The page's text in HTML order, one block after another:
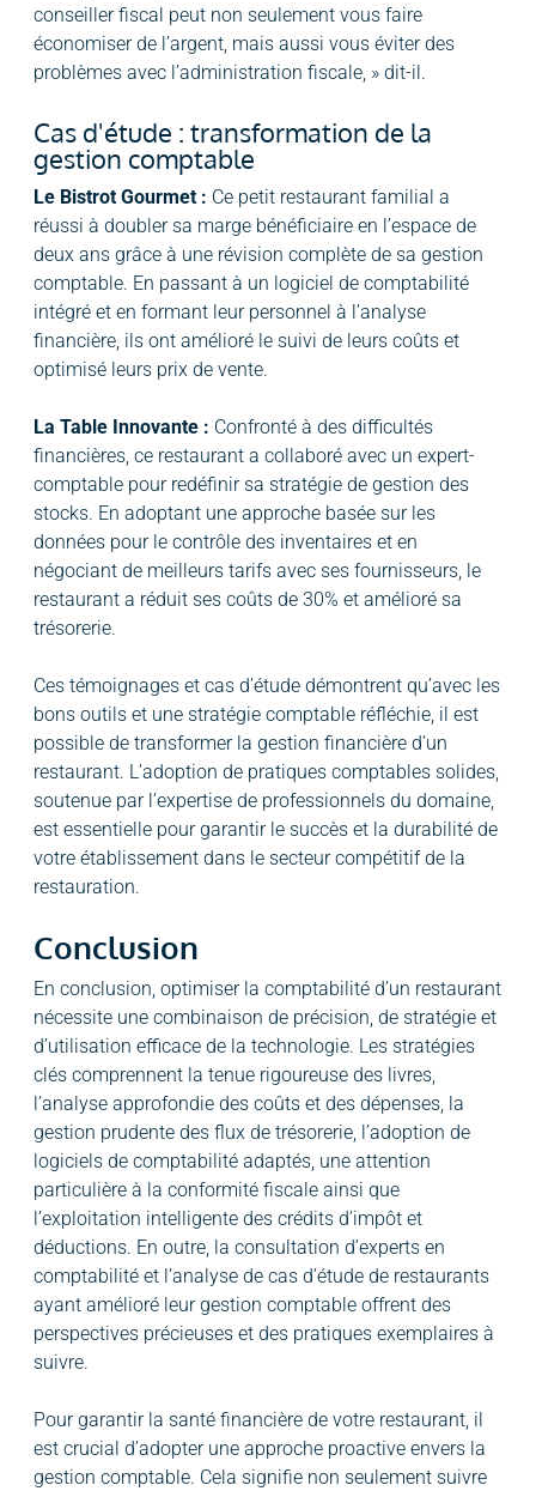
conseiller fiscal peut non seulement vous faire
économiser de l’argent, mais aussi vous éviter des
problèmes avec l’administration fiscale, » dit-il.
Cas d'étude : transformation de la
gestion comptable
Le Bistrot Gourmet : Ce petit restaurant familial a
réussi à doubler sa marge bénéficiaire en l’espace de
deux ans grâce à une révision complète de sa gestion
comptable. En passant à un logiciel de comptabilité
intégré et en formant leur personnel à l’analyse
financière, ils ont amélioré le suivi de leurs coûts et
optimisé leurs prix de vente.
La Table Innovante : Confronté à des difficultés
financières, ce restaurant a collaboré avec un expert-
comptable pour redéfinir sa stratégie de gestion des
stocks. En adoptant une approche basée sur les
données pour le contrôle des inventaires et en
négociant de meilleurs tarifs avec ses fournisseurs, le
restaurant a réduit ses coûts de 30% et amélioré sa
trésorerie.
Ces témoignages et cas d’étude démontrent qu’avec les
bons outils et une stratégie comptable réfléchie, il est
possible de transformer la gestion financière d’un
restaurant. L’adoption de pratiques comptables solides,
soutenue par l’expertise de professionnels du domaine,
est essentielle pour garantir le succès et la durabilité de
votre établissement dans le secteur compétitif de la
restauration.
Conclusion
En conclusion, optimiser la comptabilité d’un restaurant
nécessite une combinaison de précision, de stratégie et
d’utilisation efficace de la technologie. Les stratégies
clés comprennent la tenue rigoureuse des livres,
l’analyse approfondie des coûts et des dépenses, la
gestion prudente des flux de trésorerie, l’adoption de
logiciels de comptabilité adaptés, une attention
particulière à la conformité fiscale ainsi que
l’exploitation intelligente des crédits d’impôt et
déductions. En outre, la consultation d’experts en
comptabilité et l’analyse de cas d’étude de restaurants
ayant amélioré leur gestion comptable offrent des
perspectives précieuses et des pratiques exemplaires à
suivre.
Pour garantir la santé financière de votre restaurant, il
est crucial d’adopter une approche proactive envers la
gestion comptable. Cela signifie non seulement suivre